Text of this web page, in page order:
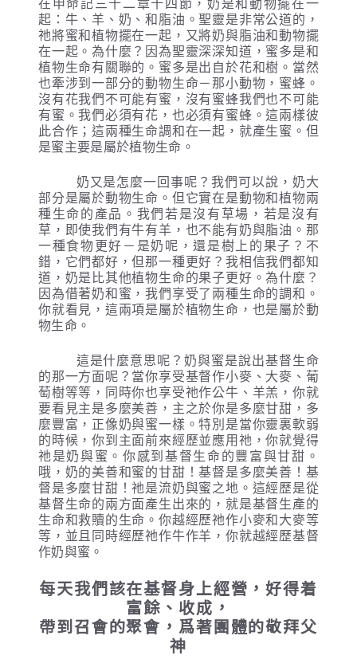
在申命記三十二章十四節，奶是和動物擺在一
起：牛、羊、奶、和脂油。聖靈是非常公道的，
祂將蜜和植物擺在一起，又將奶與脂油和動物擺
在一起。為什麼？因為聖靈深深知道，蜜多是和
植物生命有關聯的。蜜多是出自於花和樹。當然
也牽涉到一部分的動物生命－那小動物，蜜蜂。
沒有花我們不可能有蜜，沒有蜜蜂我們也不可能
有蜜。我們必須有花，也必須有蜜蜂。這兩樣彼
此合作；這兩種生命調和在一起，就產生蜜。但
是蜜主要是屬於植物生命。
奶又是怎麼一回事呢？我們可以說，奶大
部分是屬於動物生命。但它實在是動物和植物兩
種生命的產品。我們若是沒有草場，若是沒有
草，即使我們有牛有羊，也不能有奶與脂油。那
一種食物更好－是奶呢，還是樹上的果子？不
錯，它們都好，但那一種更好？我相信我們都知
道，奶是比其他植物生命的果子更好。為什麼？
因為借著奶和蜜，我們享受了兩種生命的調和。
你就看見，這兩項是屬於植物生命，也是屬於動
物生命。
這是什麼意思呢？奶與蜜是說出基督生命
的那一方面呢？當你享受基督作小麥、大麥、葡
萄樹等等，同時你也享受祂作公牛、羊羔，你就
要看見主是多麼美善，主之於你是多麼甘甜，多
麼豐富，正像奶與蜜一樣。特別是當你靈裏軟弱
的時候，你到主面前來經歷並應用祂，你就覺得
祂是奶與蜜。你感到基督生命的豐富與甘甜。
哦，奶的美善和蜜的甘甜！基督是多麼美善！基
督是多麼甘甜！祂是流奶與蜜之地。這經歷是從
基督生命的兩方面產生出來的，就是基督生產的
生命和救贖的生命。你越經歷祂作小麥和大麥等
等，並且同時經歷祂作牛作羊，你就越經歷基督
作奶與蜜。
每天我們該在基督身上經營，好得着
富餘、收成，
帶到召會的聚會，爲著團體的敬拜父
神